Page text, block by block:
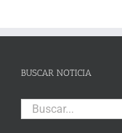
BUSCAR NOTICIA
Buscar: